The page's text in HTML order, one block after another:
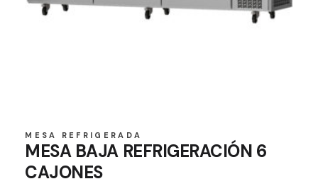
MESA REFRIGERADA
MESA BAJA REFRIGERACIÓN 6
CAJONES